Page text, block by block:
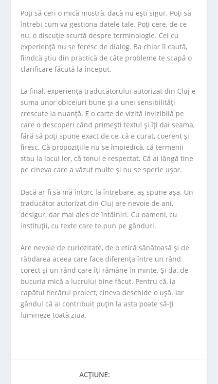
Poți să ceri o mică mostră, dacă nu ești sigur. Poți să
întrebi cum va gestiona datele tale. Poți cere, de ce
nu, o discuție scurtă despre terminologie. Cei cu
experiență nu se feresc de dialog. Ba chiar îl caută,
fiindcă știu din practică de câte probleme te scapă o
clarificare făcută la început.
La final, experiența traducătorului autorizat din Cluj e
suma unor obiceiuri bune și a unei sensibilități
crescute la nuanță. E o carte de vizită invizibilă pe
care o descoperi când primești textul și îți dai seama,
fără să poți spune exact de ce, că e curat, coerent și
firesc. Că propozițiile nu se împiedică, că termenii
stau la locul lor, că tonul e respectat. Că ai lângă tine
pe cineva care a văzut multe și nu se sperie ușor.
Dacă ar fi să mă întorc la întrebare, aș spune așa. Un
traducător autorizat din Cluj are nevoie de ani,
desigur, dar mai ales de întâlniri. Cu oameni, cu
instituții, cu texte care te pun pe gânduri.
Are nevoie de curiozitate, de o etică sănătoasă și de
răbdarea aceea care face diferența între un rând
corect și un rând care îți rămâne în minte. Și da, de
bucuria mică a lucrului bine făcut. Pentru că, la
capătul fiecărui proiect, cineva deschide o ușă. Iar
gândul că ai contribuit puțin la asta poate să-ți
lumineze toată ziua.
ACȚIUNE: